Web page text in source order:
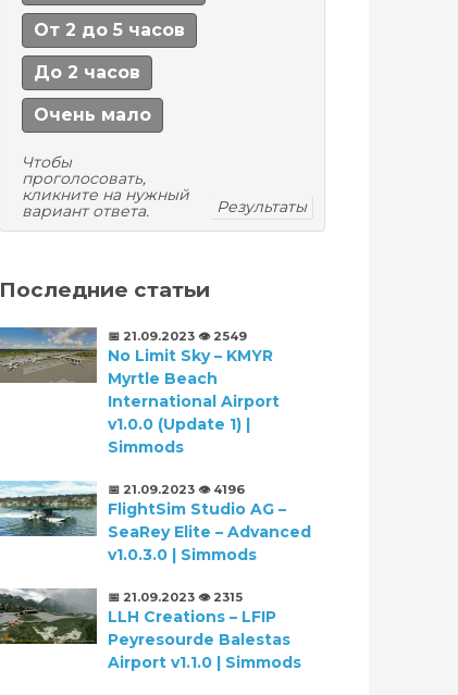
От 2 до 5 часов
До 2 часов
Очень мало
Чтобы
проголосовать,
кликните на нужный
вариант ответа.
Результаты
Последние статьи
📅 21.09.2023 👁️ 2549
No Limit Sky – KMYR
Myrtle Beach
International Airport
v1.0.0 (Update 1) |
Simmods
📅 21.09.2023 👁️ 4196
FlightSim Studio AG –
SeaRey Elite – Advanced
v1.0.3.0 | Simmods
📅 21.09.2023 👁️ 2315
LLH Creations – LFIP
Peyresourde Balestas
Airport v1.1.0 | Simmods